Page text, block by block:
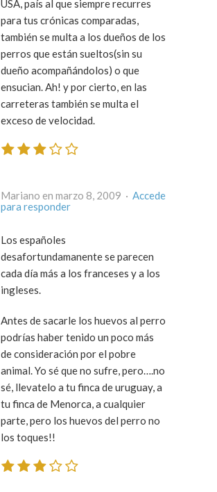
USA, país al que siempre recurres
para tus crónicas comparadas,
también se multa a los dueños de los
perros que están sueltos(sin su
dueño acompañándolos) o que
ensucian. Ah! y por cierto, en las
carreteras también se multa el
exceso de velocidad.
Mariano en marzo 8, 2009 · Accede
para responder
Los españoles
desafortundamanente se parecen
cada día más a los franceses y a los
ingleses.
Antes de sacarle los huevos al perro
podrías haber tenido un poco más
de consideración por el pobre
animal. Yo sé que no sufre, pero….no
sé, llevatelo a tu finca de uruguay, a
tu finca de Menorca, a cualquier
parte, pero los huevos del perro no
los toques!!